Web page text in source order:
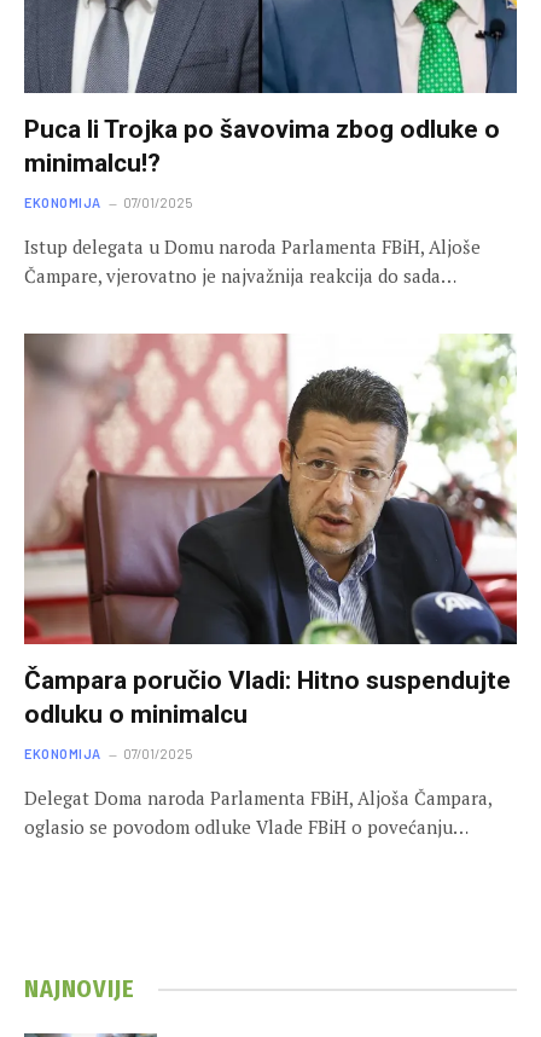
Puca li Trojka po šavovima zbog odluke o
minimalcu!?
EKONOMIJA 07/01/2025
Istup delegata u Domu naroda Parlamenta FBiH, Aljoše
Čampare, vjerovatno je najvažnija reakcija do sada…
Čampara poručio Vladi: Hitno suspendujte
odluku o minimalcu
EKONOMIJA 07/01/2025
Delegat Doma naroda Parlamenta FBiH, Aljoša Čampara,
oglasio se povodom odluke Vlade FBiH o povećanju…
NAJNOVIJE